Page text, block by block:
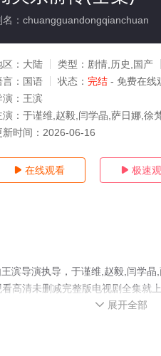
名：chuangguandongqianchuan
： 大陆 类型： 剧情,历史,国产
： 国语 状态： 完结 - 免费在线
： 王滨
演： 于谨维,赵毅,闫学晶,萨日娜,徐
新时间： 2026-06-16
 在线观看  极速
滨导演执导，于谨维,赵毅,闫学
高清未删减完整版电视剧全集就
 展开全部